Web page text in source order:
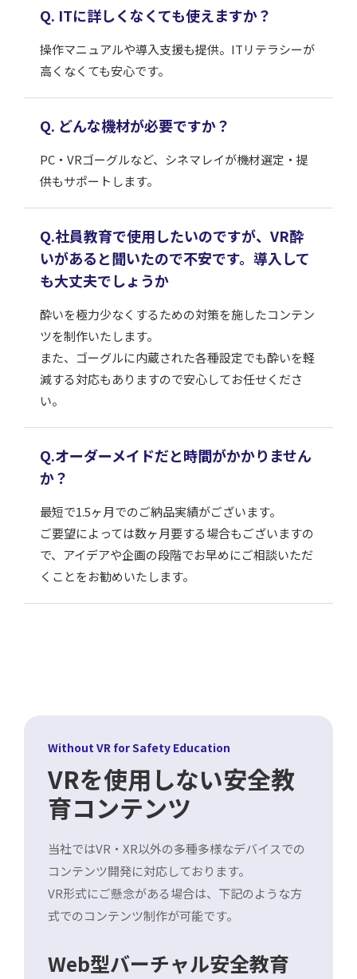
Q. ITに詳しくなくても使えますか？
操作マニュアルや導入支援も提供。ITリテラシーが
高くなくても安心です。
Q. どんな機材が必要ですか？
PC・VRゴーグルなど、シネマレイが機材選定・提
供もサポートします。
Q.社員教育で使用したいのですが、VR酔
いがあると聞いたので不安です。導入して
も大丈夫でしょうか
酔いを極力少なくするための対策を施したコンテン
ツを制作いたします。
また、ゴーグルに内蔵された各種設定でも酔いを軽
減する対応もありますので安心してお任せくださ
い。
Q.オーダーメイドだと時間がかかりません
か？
最短で1.5ヶ月でのご納品実績がございます。
ご要望によっては数ヶ月要する場合もございますの
で、アイデアや企画の段階でお早めにご相談いただ
くことをお勧めいたします。
Without VR for Safety Education
VRを使用しない安全教
育コンテンツ
当社ではVR・XR以外の多種多様なデバイスでの
コンテンツ開発に対応しております。
VR形式にご懸念がある場合は、下記のような方
式でのコンテンツ制作が可能です。
Web型バーチャル安全教育